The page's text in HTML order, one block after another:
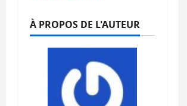
À PROPOS DE L'AUTEUR